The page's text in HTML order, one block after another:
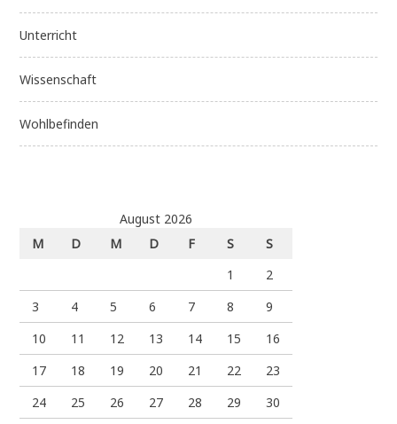
Unterricht
Wissenschaft
Wohlbefinden
August 2026
M
D M D F S
S
1
2
3
4 5 6 7 8
9
10
11 12 13 14 15
16
17
18 19 20 21 22
23
24
25 26 27 28 29
30